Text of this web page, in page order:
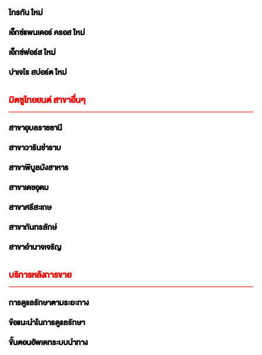
ไทรทัน ใหม่
เอ็กซ์แพนเดอร์ ครอส ใหม่
เอ็กซ์ฟอร์ส ใหม่
ปาเจโร สปอร์ต ใหม่
มิตซูไทยยนต์ สาขาอื่นๆ
สาขาอุบลราชธานี
สาขาวารินชำราบ
สาขาพิบูลมังสาหาร
สาขาเดชอุดม
สาขาศรีสะเกษ
สาขากันทรลักษ์
สาขาอำนาจเจริญ
บริการหลังการขาย
การดูแลรักษาตามระยะทาง
ข้อแนะนำในการดูแลรักษา
ขั้นตอนอัพเดทระบบนำทาง